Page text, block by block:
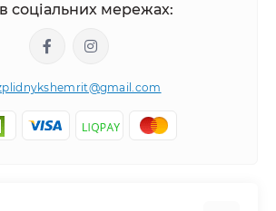
соціальних мережах: